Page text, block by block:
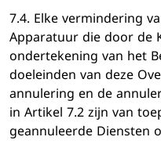
7.4. Elke vermindering
Apparatuur die door de
ondertekening van het
doeleinden van deze
annulering en de
in Artikel 7.2 zijn van
geannuleerde Diensten